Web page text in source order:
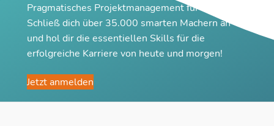
Pragmatisches Projektmanagement für Macher
Schließ dich über 35.000 smarten Machern an
und hol dir die essentiellen Skills für die
erfolgreiche Karriere von heute und morgen!
Jetzt anmelden